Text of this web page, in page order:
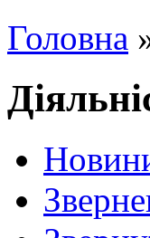
Головна